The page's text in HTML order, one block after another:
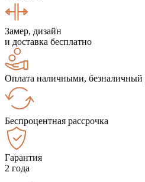
Замер, дизайн
и доставка бесплатно
Оплата наличными, безналичный
Беспроцентная рассрочка
Гарантия
2 года